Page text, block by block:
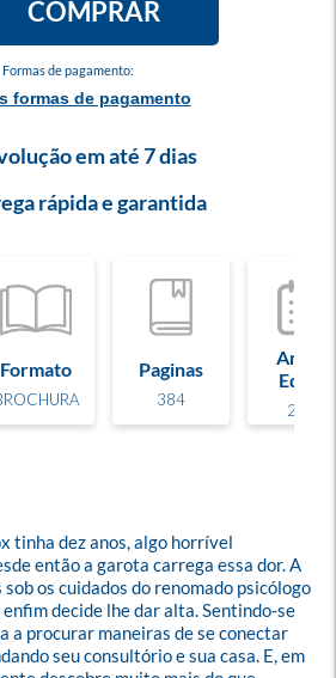
Formas de pagamento:
formas de pagamento
COMPRAR
em até 7 dias
rápida e garantida
Formato Paginas
384
Ano de
Edição
2025
tinha dez anos, algo horrível
então a garota carrega essa dor. A
os cuidados do renomado psicólogo
enfim decide lhe dar alta. Sentindo-se
a procurar maneiras de se conectar
seu consultório e sua casa. E, em